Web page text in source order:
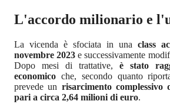
L'accordo milionario e
La vicenda è sfociata in una class
novembre 2023e successivamente
Dopo mesi di trattative, è stato
economico che, secondo quanto
prevede un risarcimento complessivo
pari a circa 2,64 milioni di euro.